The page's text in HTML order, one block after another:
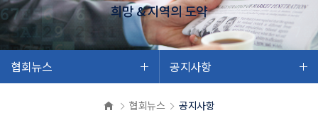
희망 & 지역의 도약
협회뉴스 공지사항
협회뉴스 공지사항